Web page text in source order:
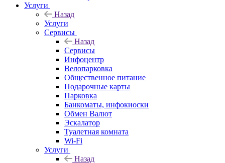
Услуги
Назад
Услуги
Сервисы
Назад
Сервисы
Инфоцентр
Велопарковка
Общественное питание
Подарочные карты
Парковка
Банкоматы, инфокиоски
Обмен Валют
Эскалатор
Туалетная комната
Wi-Fi
Услуги
Назад